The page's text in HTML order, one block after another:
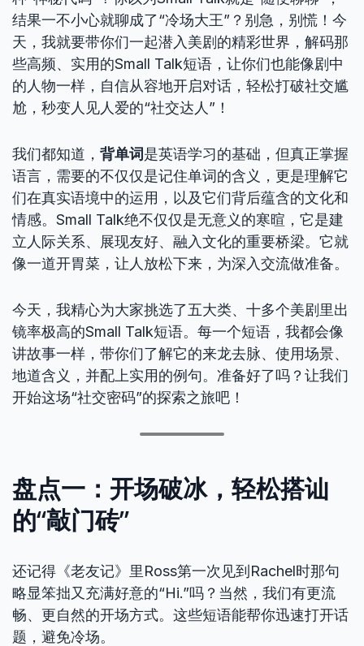
结果一不小心就聊成了“冷场大王”？别急，别慌！今
天，我就要带你们一起潜入美剧的精彩世界，解码那
些高频、实用的Small Talk短语，让你们也能像剧中
的人物一样，自信从容地开启对话，轻松打破社交尴
尬，秒变人见人爱的“社交达人”！
我们都知道， 背单词是英语学习的基础，但真正掌握
语言，需要的不仅仅是记住单词的含义，更是理解它
们在真实语境中的运用，以及它们背后蕴含的文化和
情感。Small Talk绝不仅仅是无意义的寒暄，它是建
立人际关系、展现友好、融入文化的重要桥梁。它就
像一道开胃菜，让人放松下来，为深入交流做准备。
今天，我精心为大家挑选了五大类、十多个美剧里出
镜率极高的Small Talk短语。每一个短语，我都会像
讲故事一样，带你们了解它的来龙去脉、使用场景、
地道含义，并配上实用的例句。准备好了吗？让我们
开始这场“社交密码”的探索之旅吧！
盘点一：开场破冰，轻松搭讪
的“敲门砖”
还记得《老友记》里Ross第一次见到Rachel时那句
略显笨拙又充满好意的“Hi.”吗？当然，我们有更流
畅、更自然的开场方式。这些短语能帮你迅速打开话
题，避免冷场。